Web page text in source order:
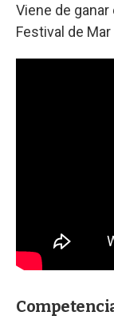
Viene de
Festival de Mar